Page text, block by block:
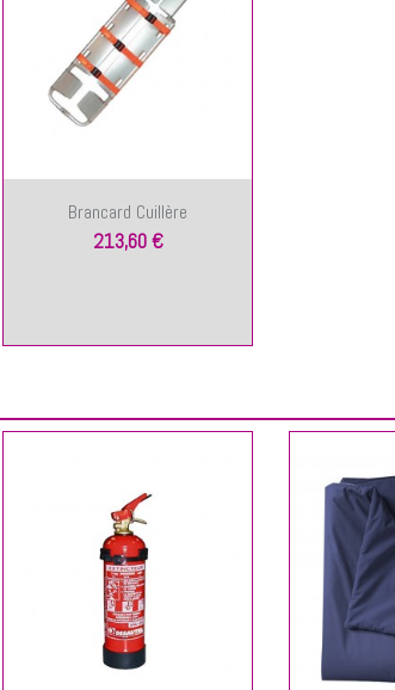
Brancard Cuillère
213,60 €